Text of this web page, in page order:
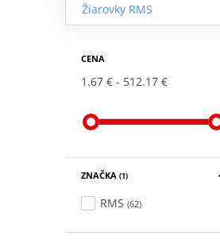
Žiarovky RMS
CENA
1.67 € 512.17 €
ZNAČKA (1)
RMS (62)